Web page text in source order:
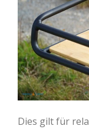
Dies gilt für